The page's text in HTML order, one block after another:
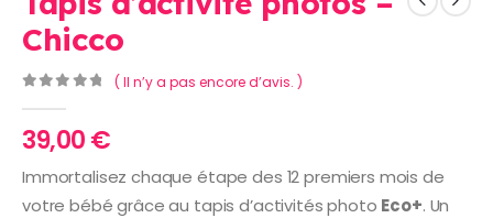
Chicco
( Il n’y a pas encore d’avis. )
39,00€
Immortalisez chaque étape des 12 premiers mois de
votre bébé grâce au tapis d’activités photo Eco+. Un